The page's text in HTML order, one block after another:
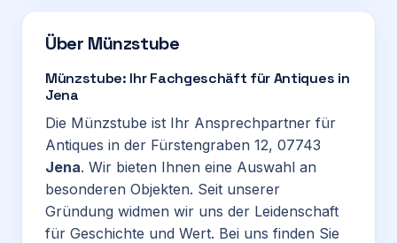
Über Münzstube
Münzstube: Ihr Fachgeschäft für Antiques in
Jena
Die Münzstube ist Ihr Ansprechpartner für
Antiques in der Fürstengraben 12, 07743
Jena. Wir bieten Ihnen eine Auswahl an
besonderen Objekten. Seit unserer
Gründung widmen wir uns der Leidenschaft
für Geschichte und Wert. Bei uns finden Sie